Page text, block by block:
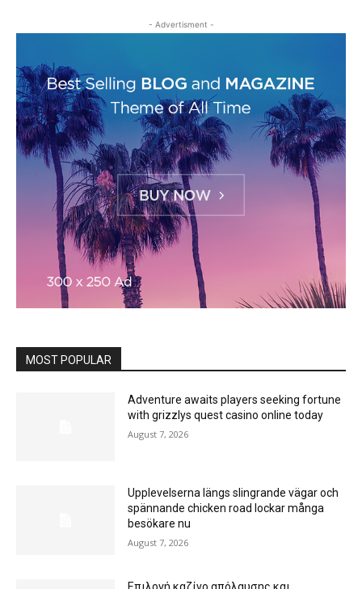
- Advertisment -
MOST POPULAR
Adventure awaits players seeking fortune
with grizzlys quest casino online today
August 7, 2026
Upplevelserna längs slingrande vägar och
spännande chicken road lockar många
besökare nu
August 7, 2026